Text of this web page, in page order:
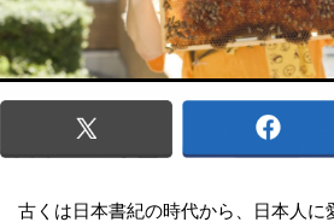
古くは日本書紀の時代から、日本人に